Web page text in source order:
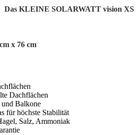
Das KLEINE SOLARWATT vision XS
x 76 cm
Dachflächen
und Balkone
für höchste Stabilität
Salz, Ammoniak